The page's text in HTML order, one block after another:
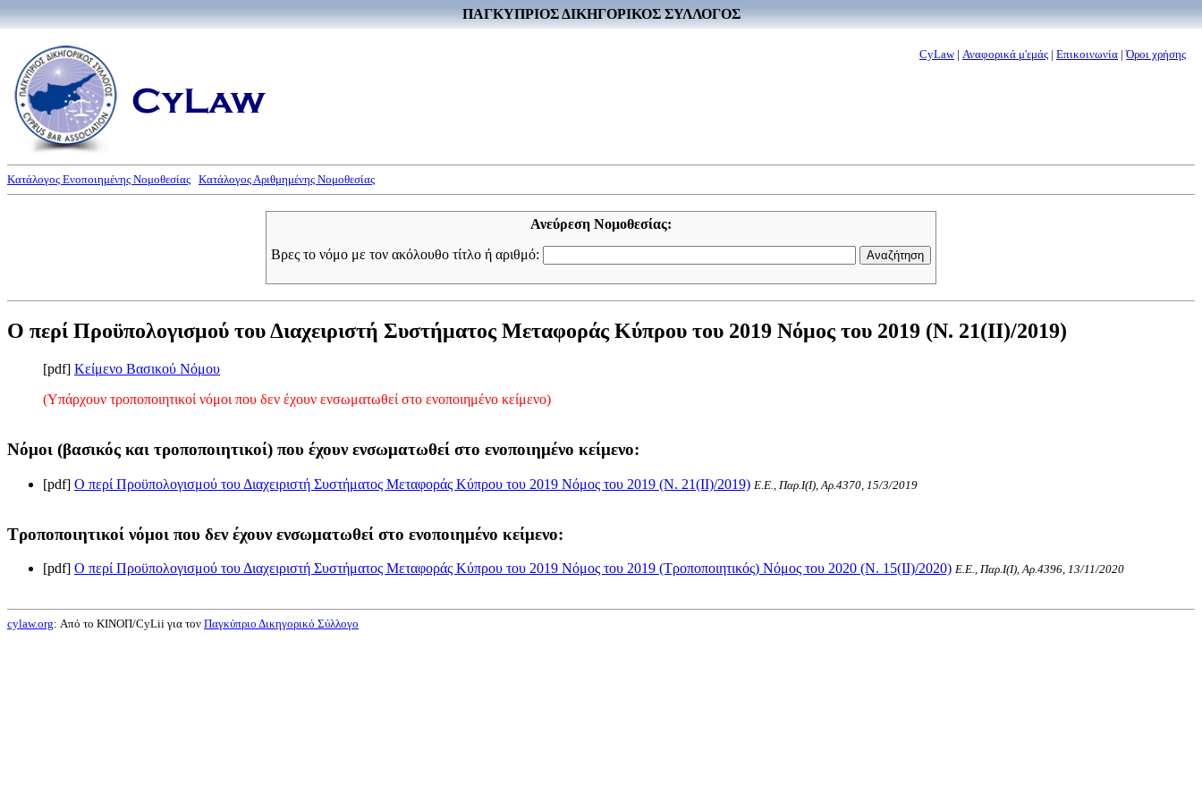
ΠΑΓΚΥΠΡΙΟΣ ΔΙΚΗΓΟΡΙΚΟΣ ΣΥΛΛΟΓΟΣ
CyLaw| Αναφορικά μ'εμάς | Επικοινωνία |Όροι χρήσης
Κατάλογος Ενοποιημένης Νομοθεσίας Κατάλογος Αριθμημένης Νομοθεσίας
Ανεύρεση Νομοθεσίας:
Βρες το νόμο με τον ακόλουθο τίτλο ή αριθμό:
Ο περί Προϋπολογισμού του Διαχειριστή Συστήματος Μεταφοράς Κύπρου του 2019 Νόμος του 2019 (Ν. 21(II)/2019)
[pdf] Κείμενο Βασικού Νόμου
(Υπάρχουν τροποποιητικοί νόμοι που δεν έχουν ενσωματωθεί στο ενοποιημένο κείμενο)
Νόμοι (βασικός και τροποποιητικοί) που έχουν ενσωματωθεί στο ενοποιημένο κείμενο:
[pdf] Ο περί Προϋπολογισμού του Διαχειριστή Συστήματος Μεταφοράς Κύπρου του 2019 Νόμος του 2019 (Ν. 21(II)/2019) Ε.Ε., Παρ.Ι(I), Αρ.4370, 15/3/2019
Τροποποιητικοί νόμοι που δεν έχουν ενσωματωθεί στο ενοποιημένο κείμενο:
[pdf] Ο περί Προϋπολογισμού του Διαχειριστή Συστήματος Μεταφοράς Κύπρου του 2019 Νόμος του 2019 (Τροποποιητικός) Νόμος του 2020 (Ν. 15(II)/2020) Ε.Ε., Παρ.Ι(I), Αρ.4396, 13/11/2020
cylaw.org: Από το ΚΙΝOΠ/CyLii για τον Παγκύπριο Δικηγορικό Σύλλογο